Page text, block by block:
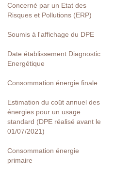
Concerné par un Etat des
Risques et Pollutions (ERP)
Soumis à l'affichage du DPE
Date établissement Diagnostic
Energétique
Consommation énergie finale
Estimation du coût annuel des
énergies pour un usage
standard (DPE réalisé avant le
01/07/2021)
Consommation énergie
primaire